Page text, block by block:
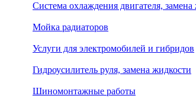
Система охлаждения двигателя,
Мойка радиаторов
Услуги для электромобилей и гибридов
Гидроусилитель руля, замена жидкости
Шиномонтажные работы